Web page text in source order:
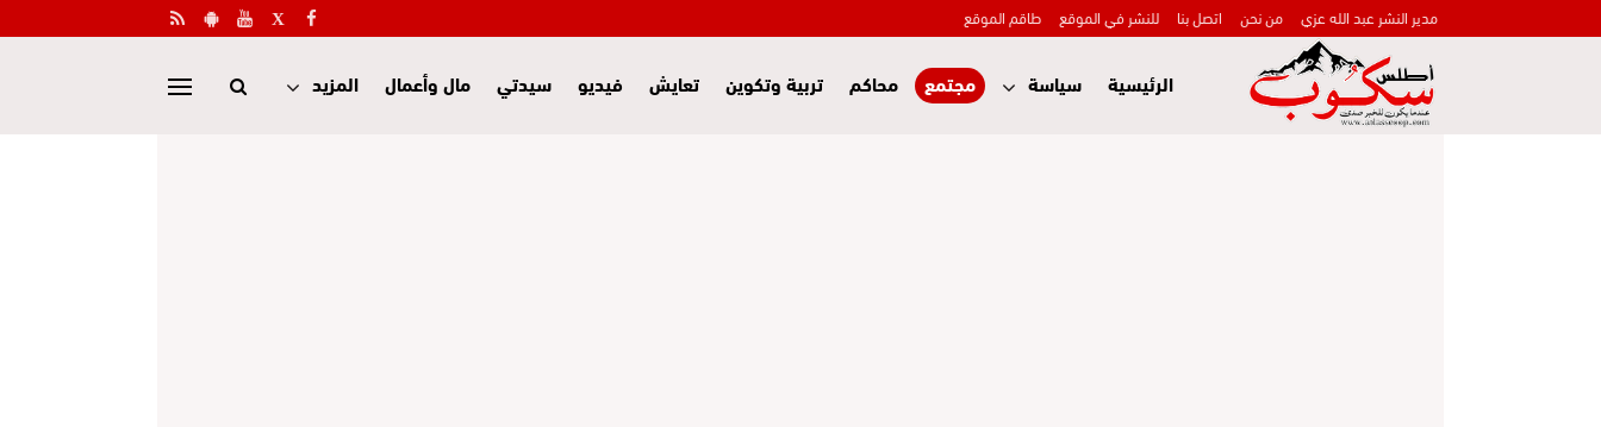
مدير النشر عبد الله عزي من نحن اتصل بنا للنشر في الموقع طاقم الموقع
الرئيسية سياسة مجتمع محاكم تربية وتكوين تعايش فيديو سيدتي مال وأعمال المزيد